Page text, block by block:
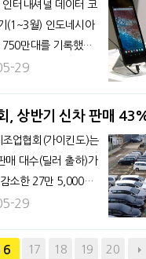
인터내셔널 데이터 코
(1~3월) 인도네시아
만대를 기록했다
포가 폐쇄된 점 등을
29
, 상반기 신차 판매
매 대수(딜러 출하)가
소한 27만 5,000대
론 드띡
타 등 주요 도시에서
29
17 18 19 20